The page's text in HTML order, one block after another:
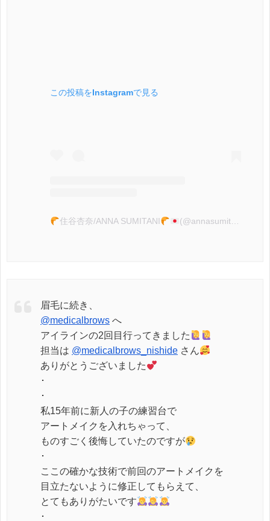
この投稿をInstagramで見る
住谷杏奈/ANNA SUMITANI (@annasumitani)がシェアした投稿
眉毛に続き、
@medicalbrows へ
アイラインの2回目行ってきました
担当は @medicalbrows_nishide さん
ありがとうございました
･
･
私15年前に新人の子の練習台で
アートメイクを入れちゃって、
ものすごく後悔していたのですが
･
ここの確かな技術で前回のアートメイクを
目立たないように修正してもらえて、
とてもありがたいです
･